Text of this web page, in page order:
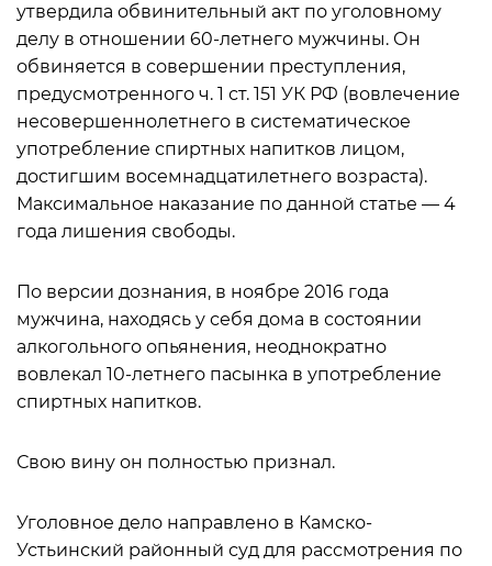
утвердила обвинительный акт по уголовному
делу в отношении 60-летнего мужчины. Он
обвиняется в совершении преступления,
предусмотренного ч. 1 ст. 151 УК РФ (вовлечение
несовершеннолетнего в систематическое
употребление спиртных напитков лицом,
достигшим восемнадцатилетнего возраста).
Максимальное наказание по данной статье — 4
года лишения свободы.
По версии дознания, в ноябре 2016 года
мужчина, находясь у себя дома в состоянии
алкогольного опьянения, неоднократно
вовлекал 10-летнего пасынка в употребление
спиртных напитков.
Свою вину он полностью признал.
Уголовное дело направлено в Камско-
Устьинский районный суд для рассмотрения по